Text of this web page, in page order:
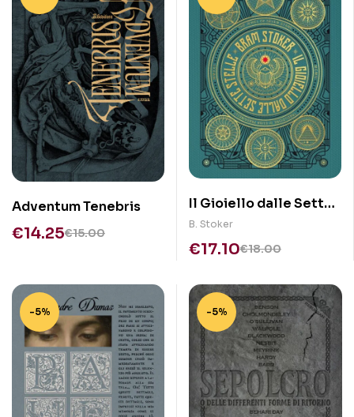
Adventum Tenebris
€15.00
€14.25
Il Gioiello dalle Sette
Stelle
B. Stoker
€18.00
€17.10
-5% -5%